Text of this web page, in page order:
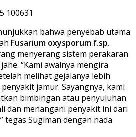
bahwa penyebab utama
Fusarium oxysporum f.sp.
menyerang sistem perakaran
“Kami awalnya mengira
melihat gejalanya lebih
jamur. Sayangnya, kami
bimbingan atau penyuluhan
dan menangani penyakit ini dari
tegas Sugiman dengan nada